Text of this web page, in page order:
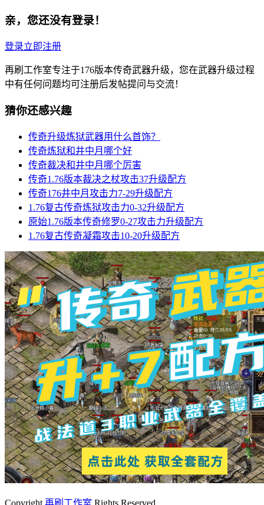
亲，您还没有登录！
登录立即注册
再刷工作室专注于176版本传奇武器升级，您在武器升级过程
中有任何问题均可注册后发帖提问与交流！
猜你还感兴趣
传奇升级炼狱武器用什么首饰？
传奇炼狱和井中月哪个好
传奇裁决和井中月哪个厉害
传奇1.76版本裁决之杖攻击37升级配方
传奇176井中月攻击力7-29升级配方
1.76复古传奇炼狱攻击力0-32升级配方
原始1.76版本传奇修罗0-27攻击力升级配方
1.76复古传奇凝霜攻击10-20升级配方
Copyright 再刷工作室 Rights Reserved.